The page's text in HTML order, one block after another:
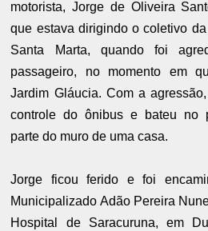
motorista, Jorge de Oliveira
que estava dirigindo o coletivo
Santa Marta, quando foi
passageiro, no momento em
Jardim Gláucia. Com a
controle do ônibus e bateu no
parte do muro de uma casa.
Jorge ficou ferido e foi
Municipalizado Adão Pereira
Hospital de Saracuruna, em